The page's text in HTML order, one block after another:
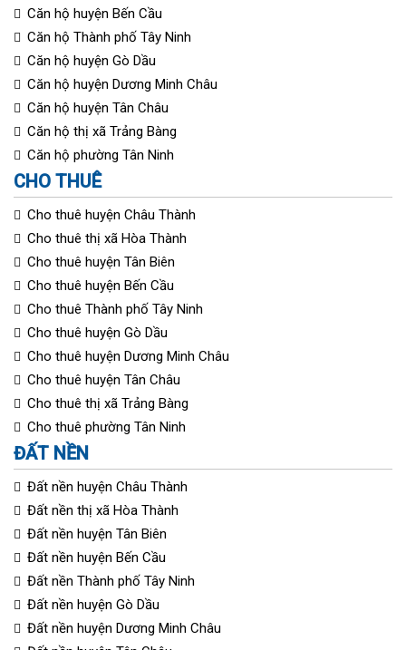
Căn hộ huyện Bến Cầu
Căn hộ Thành phố Tây Ninh
Căn hộ huyện Gò Dầu
Căn hộ huyện Dương Minh Châu
Căn hộ huyện Tân Châu
Căn hộ thị xã Trảng Bàng
Căn hộ phường Tân Ninh
CHO THUÊ
Cho thuê huyện Châu Thành
Cho thuê thị xã Hòa Thành
Cho thuê huyện Tân Biên
Cho thuê huyện Bến Cầu
Cho thuê Thành phố Tây Ninh
Cho thuê huyện Gò Dầu
Cho thuê huyện Dương Minh Châu
Cho thuê huyện Tân Châu
Cho thuê thị xã Trảng Bàng
Cho thuê phường Tân Ninh
ĐẤT NỀN
Đất nền huyện Châu Thành
Đất nền thị xã Hòa Thành
Đất nền huyện Tân Biên
Đất nền huyện Bến Cầu
Đất nền Thành phố Tây Ninh
Đất nền huyện Gò Dầu
Đất nền huyện Dương Minh Châu